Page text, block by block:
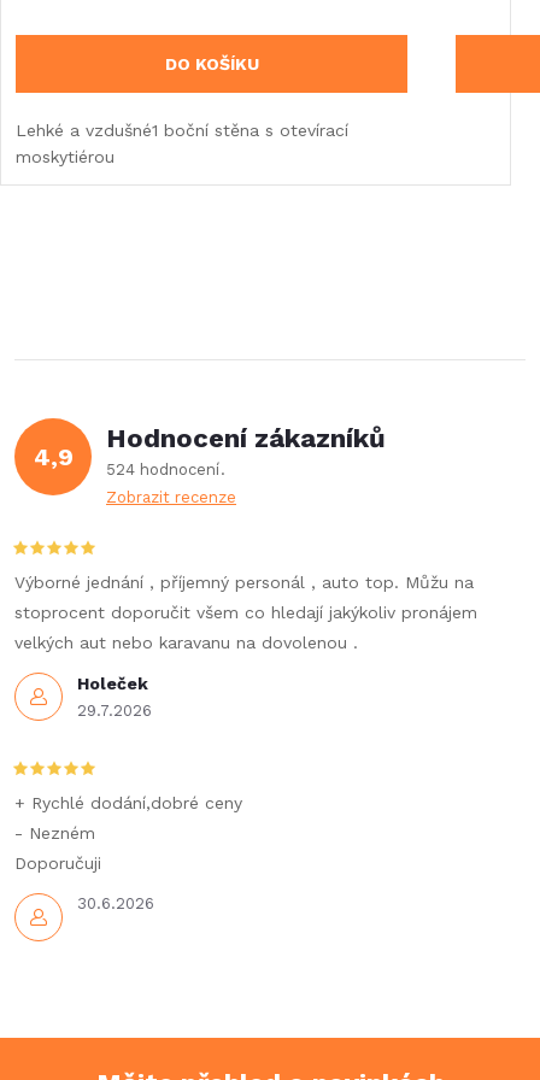
DO KOŠÍKU
Lehké a vzdušné1 boční stěna s otevírací
moskytiérou
4,9
Hodnocení zákazníků
524 hodnocení
Zobrazit recenze
Holeček
29.7.2026
Výborné jednání , příjemný personál , auto top. Můžu na
stoprocent doporučit všem co hledají jakýkoliv pronájem
velkých aut nebo karavanu na dovolenou .
30.6.2026
+ Rychlé dodání,dobré ceny
- Nezném
Doporučuji